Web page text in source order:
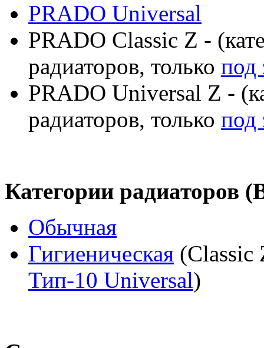
PRADO Universal
PRADO Classic Z -
радиаторов, только под
PRADO Universal Z -
радиаторов, только под
Категории радиаторов
Обычная
Гигиеническая
Тип-10 Universal)